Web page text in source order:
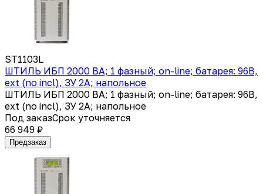
ST1103L
ШТИЛЬ ИБП 2000 ВА; 1 фазный; on-line; батарея: 96В,
ext (no incl), ЗУ 2А; напольное
ШТИЛЬ ИБП 2000 ВА; 1 фазный; on-line; батарея: 96В,
ext (no incl), ЗУ 2А; напольное
Под заказСрок уточняется
66 949 ₽
Предзаказ